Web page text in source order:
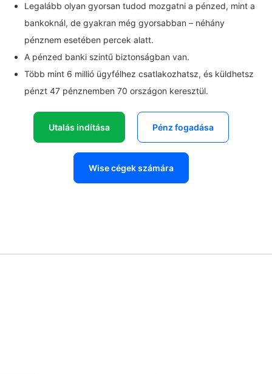
Legalább olyan gyorsan tudod mozgatni a pénzed, mint a
bankoknál, de gyakran még gyorsabban – néhány
pénznem esetében percek alatt.
A pénzed banki szintű biztonságban van.
Több mint 6 millió ügyfélhez csatlakozhatsz, és küldhetsz
pénzt 47 pénznemben 70 országon keresztül.
Utalás indítása Pénz fogadása
Wise cégek számára